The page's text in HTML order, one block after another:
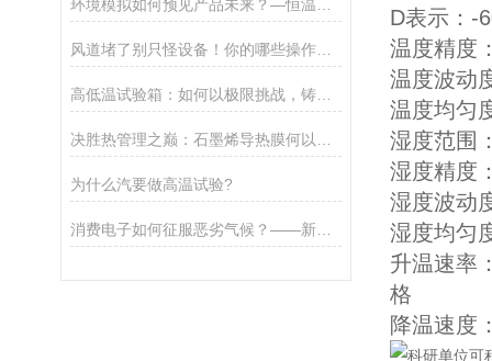
风道堵了别只怪设备！你的哪些操作习惯正在悄悄“勒住”老化箱的呼吸？
高低温试验箱：如何以极限挑战，铸就液晶屏可靠性的基石？
为什么汽要做高温试验?
消费电子如何征服恶劣气候？——新一代环境模拟测试技术解密
D表示：-
温度精度
温度波动
温度均匀
湿度范围
湿度精度
湿度波动
湿度均匀
升温速率
格
降温速度